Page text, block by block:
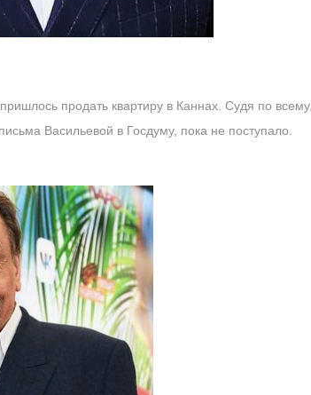
продать квартиру в Каннах. Судя по всему,
Васильевой в Госдуму, пока не поступало.